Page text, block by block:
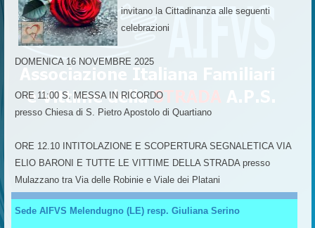
invitano la Cittadinanza alle seguenti
celebrazioni
DOMENICA 16 NOVEMBRE 2025
ORE 11:00 S. MESSA IN RICORDO
presso Chiesa di S. Pietro Apostolo di Quartiano
ORE 12.10 INTITOLAZIONE E SCOPERTURA SEGNALETICA VIA
ELIO BARONI E TUTTE LE VITTIME DELLA STRADA presso
Mulazzano tra Via delle Robinie e Viale dei Platani
Sede AIFVS Melendugno (LE) resp. Giuliana Serino